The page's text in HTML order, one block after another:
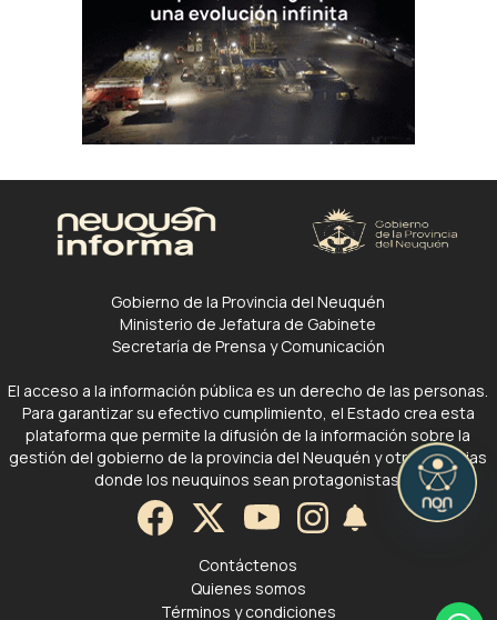
Gobierno de la Provincia del Neuquén
Ministerio de Jefatura de Gabinete
Secretaría de Prensa y Comunicación
El acceso a la información pública es un derecho de las personas.
Para garantizar su efectivo cumplimiento, el Estado crea esta
plataforma que permite la difusión de la información sobre la
gestión del gobierno de la provincia del Neuquén y otras noticias
donde los neuquinos sean protagonistas.
Contáctenos
Quienes somos
Términos y condiciones